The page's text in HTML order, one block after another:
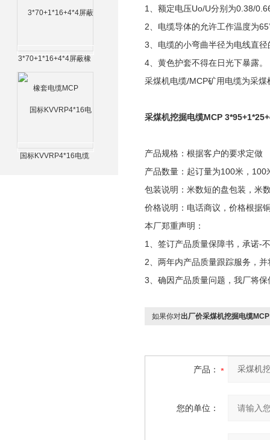
3*70+1*16+4*4屏蔽橡
国标KVVRP4*16电缆
1、额定电压Uo/U分别为0.38/
2、电缆导体的允许工作温度为
3、电缆的小弯曲半径为电线直
4、黄色护套不得在日光下暴露。
采煤机电缆/MCP矿用电缆为采
采煤机挖掘电缆MCP
产品规格：根据客户的要求定做
产品数量：起订量为100米，100
包装说明：米数短的盘包装，米
价格说明：电话商议，价格根据
本厂郑重声明：
1、签订产品质量保障书，承诺-
2、两年内产品质量跟踪服务，
3、确因产品质量问题，我厂将
如果你对出厂价采煤机挖掘电缆
产品：
您的单位：